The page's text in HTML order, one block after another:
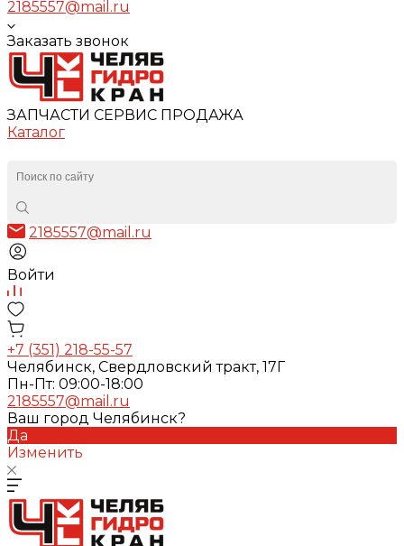
2185557@mail.ru
Заказать звонок
ЗАПЧАСТИ СЕРВИС ПРОДАЖА
Каталог
2185557@mail.ru
Войти
+7 (351) 218-55-57
Челябинск, Свердловский тракт, 17Г
Пн-Пт: 09:00-18:00
2185557@mail.ru
Ваш город Челябинск?
Да
Изменить